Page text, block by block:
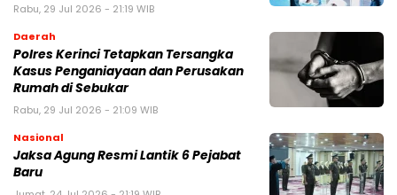
Rabu, 29 Jul 2026 - 21:19 WIB
Daerah
Polres Kerinci Tetapkan Tersangka
Kasus Penganiayaan dan Perusakan
Rumah di Sebukar
Rabu, 29 Jul 2026 - 21:09 WIB
Nasional
Jaksa Agung Resmi Lantik 6 Pejabat
Baru